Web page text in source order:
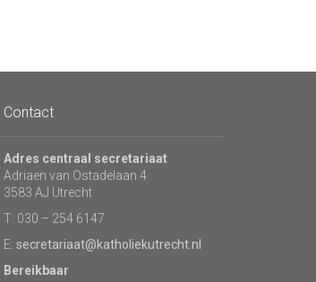
Contact
Adres centraal secretariaat
Adriaen van Ostadelaan 4
3583 AJ Utrecht
T: 030 – 254 6147
E: secretariaat@katholiekutrecht.nl
Bereikbaar